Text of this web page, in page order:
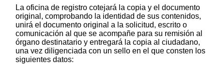
La oficina de registro cotejará la copia y el documento
original, comprobando la identidad de sus contenidos,
unirá el documento original a la solicitud, escrito o
comunicación al que se acompañe para su remisión al
órgano destinatario y entregará la copia al ciudadano,
una vez diligenciada con un sello en el que consten los
siguientes datos: